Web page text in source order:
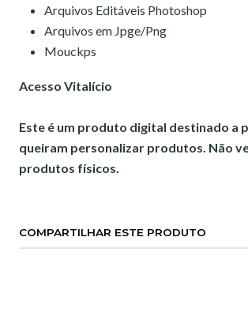
Arquivos Editáveis Photoshop
Arquivos em Jpge/Png
Mouckps
Acesso Vitalício
Este é um produto digital destinado a
queiram personalizar produtos. Não
produtos físicos.
COMPARTILHAR ESTE PRODUTO